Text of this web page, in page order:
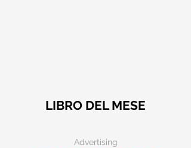
LIBRO DEL MESE
Advertising